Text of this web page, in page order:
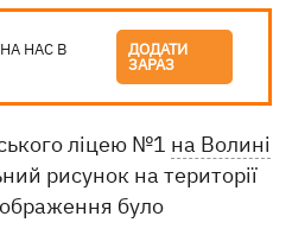
НАС В ДОДАТИ
ЗАРАЗ
ліцею №1 на Волині
рисунок на території
було